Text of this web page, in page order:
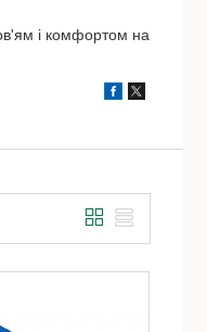
і комфортом на